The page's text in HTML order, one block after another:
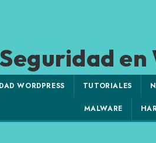
Seguridad en
WORDPRESS TUTORIALES
MALWARE